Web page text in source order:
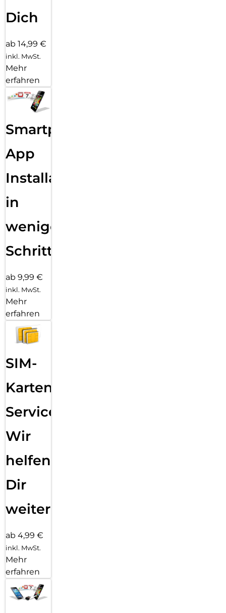
Dich
ab 14,99 €
inkl. MwSt.
Mehr
erfahren
Smartphone
App
Installation
in
wenigen
Schritten
ab 9,99 €
inkl. MwSt.
Mehr
erfahren
SIM-
Karten
Service:
Wir
helfen
Dir
weiter
ab 4,99 €
inkl. MwSt.
Mehr
erfahren